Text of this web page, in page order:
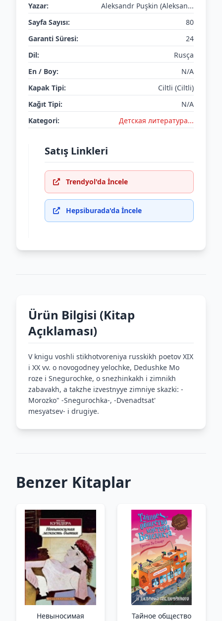
Yazar:
Aleksandr Puşkin (Aleksan...
Sayfa Sayısı:
80
Garanti Süresi:
24
Dil:
Rusça
En / Boy:
N/A
Kapak Tipi:
Ciltli (Ciltli)
Kağıt Tipi:
N/A
Kategori:
Детская литератураㅤㅤㅤ...
Satış Linkleri
Trendyol'da İncele
Hepsiburada'da İncele
Ürün Bilgisi (Kitap
Açıklaması)
V knigu voshli stikhotvoreniya russkikh poetov XIX
i XX vv. o novogodney yelochke, Dedushke Mo
roze i Snegurochke, o snezhinkakh i zimnikh
zabavakh, a takzhe izvestnyye zimniye skazki: -
Morozko" -Snegurochka-, -Dvenadtsat'
mesyatsev- i drugiye.
Benzer Kitaplar
Невыносимая Тайное общество